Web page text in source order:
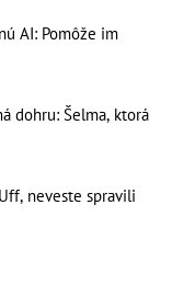
AI: Pomôže im
dohru: Šelma, ktorá
neveste spravili